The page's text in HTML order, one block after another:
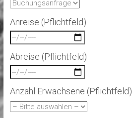
Anreise (Pflichtfeld)
Abreise (Pflichtfeld)
Anzahl Erwachsene (Pflichtfeld)